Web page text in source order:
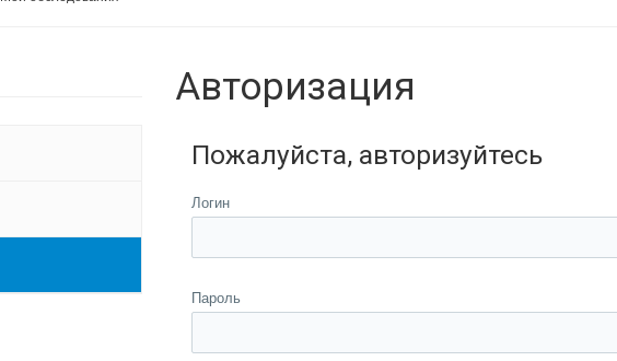
Авторизация
Пожалуйста, авторизуйтесь
Логин
Пароль